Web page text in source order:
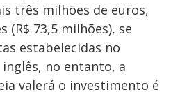
três milhões de euros,
(R$ 73,5 milhões), se
estabelecidas no
no entanto, a
valerá o investimento é